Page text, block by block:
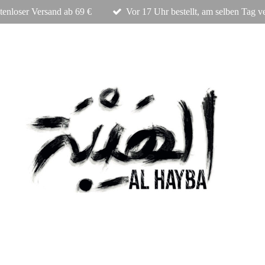
Versand ab 69 € Vor 17 Uhr bestellt, am selben Tag